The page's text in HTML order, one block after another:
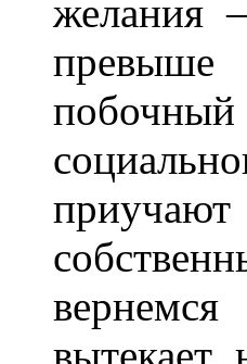
желания
превыше